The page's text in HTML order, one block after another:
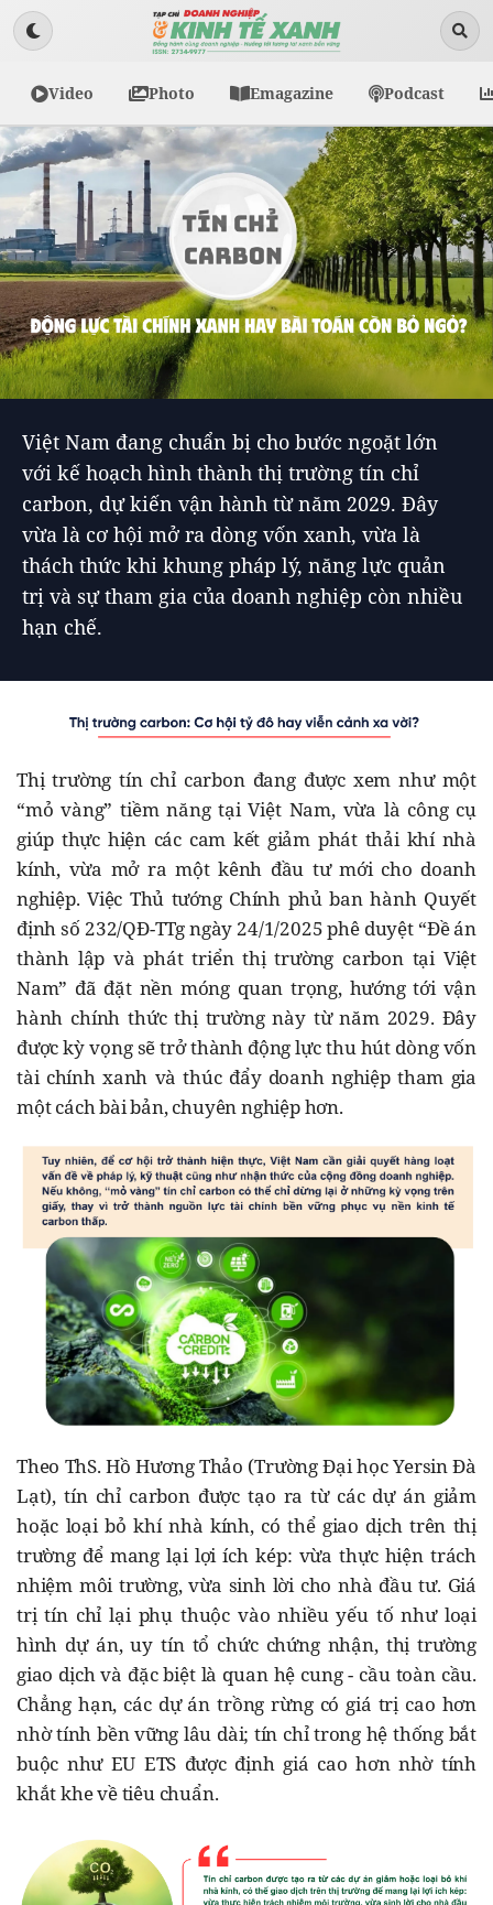
Video Photo Emagazine Podcast
Việt Nam đang chuẩn bị cho bước ngoặt lớn
với kế hoạch hình thành thị trường tín chỉ
carbon, dự kiến vận hành từ năm 2029. Đây
vừa là cơ hội mở ra dòng vốn xanh, vừa là
thách thức khi khung pháp lý, năng lực quản
trị và sự tham gia của doanh nghiệp còn nhiều
hạn chế.
Thị trường tín chỉ carbon đang được xem như một
“mỏ vàng” tiềm năng tại Việt Nam, vừa là công cụ
giúp thực hiện các cam kết giảm phát thải khí nhà
kính, vừa mở ra một kênh đầu tư mới cho doanh
nghiệp. Việc Thủ tướng Chính phủ ban hành Quyết
định số 232/QĐ-TTg ngày 24/1/2025 phê duyệt “Đề án
thành lập và phát triển thị trường carbon tại Việt
Nam” đã đặt nền móng quan trọng, hướng tới vận
hành chính thức thị trường này từ năm 2029. Đây
được kỳ vọng sẽ trở thành động lực thu hút dòng vốn
tài chính xanh và thúc đẩy doanh nghiệp tham gia
một cách bài bản, chuyên nghiệp hơn.
Theo ThS. Hồ Hương Thảo (Trường Đại học Yersin Đà
Lạt), tín chỉ carbon được tạo ra từ các dự án giảm
hoặc loại bỏ khí nhà kính, có thể giao dịch trên thị
trường để mang lại lợi ích kép: vừa thực hiện trách
nhiệm môi trường, vừa sinh lời cho nhà đầu tư. Giá
trị tín chỉ lại phụ thuộc vào nhiều yếu tố như loại
hình dự án, uy tín tổ chức chứng nhận, thị trường
giao dịch và đặc biệt là quan hệ cung - cầu toàn cầu.
Chẳng hạn, các dự án trồng rừng có giá trị cao hơn
nhờ tính bền vững lâu dài; tín chỉ trong hệ thống bắt
buộc như EU ETS được định giá cao hơn nhờ tính
khắt khe về tiêu chuẩn.